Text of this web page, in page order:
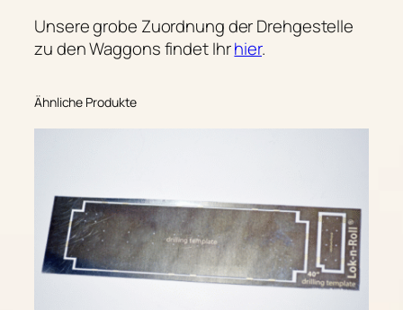
Unsere grobe Zuordnung der Drehgestelle
zu den Waggons findet Ihrhier.
Ähnliche Produkte